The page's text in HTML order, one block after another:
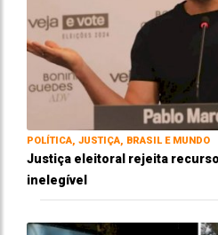
POLÍTICA, JUSTIÇA, BRASIL E MUNDO
Justiça eleitoral rejeita
inelegível